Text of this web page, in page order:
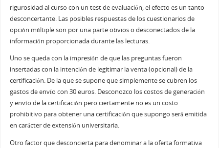
rigurosidad al curso con un test de evaluación, el efecto es un tanto
desconcertante. Las posibles respuestas de los cuestionarios de
opción múltiple son por una parte obvios o desconectados de la
información proporcionada durante las lecturas.
Uno se queda con la impresión de que las preguntas fueron
insertadas con la intención de legitimar la venta (opcional) de la
certificación. De la que se supone que simplemente se cubren los
gastos de envío con 30 euros. Desconozco los costos de generación
y envío de la certificación pero ciertamente no es un costo
prohibitivo para obtener una certificación que supongo será emitida
en carácter de extensión universitaria.
Otro factor que desconcierta para denominar a la oferta formativa